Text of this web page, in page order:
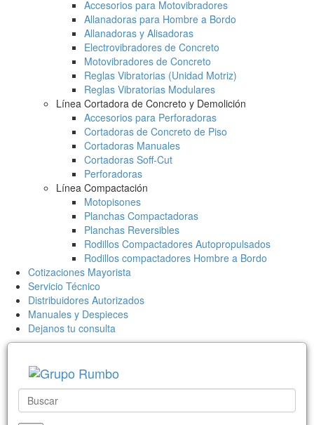
Accesorios para Motovibradores
Allanadoras para Hombre a Bordo
Allanadoras y Alisadoras
Electrovibradores de Concreto
Motovibradores de Concreto
Reglas Vibratorias (Unidad Motriz)
Reglas Vibratorias Modulares
Línea Cortadora de Concreto y Demolición
Accesorios para Perforadoras
Cortadoras de Concreto de Piso
Cortadoras Manuales
Cortadoras Soff-Cut
Perforadoras
Línea Compactación
Motopisones
Planchas Compactadoras
Planchas Reversibles
Rodillos Compactadores Autopropulsados
Rodillos compactadores Hombre a Bordo
Cotizaciones Mayorista
Servicio Técnico
Distribuidores Autorizados
Manuales y Despieces
Dejanos tu consulta